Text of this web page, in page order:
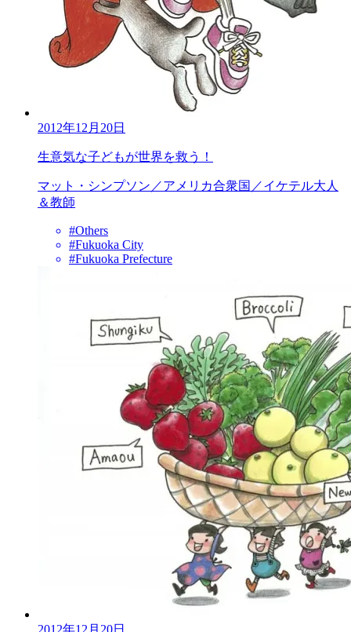
2012年12月20日
生意気な子どもが世界を救う！
マット・シンプソン／アメリカ合衆国／イケテル大人
＆教師
#Others
#Fukuoka City
#Fukuoka Prefecture
2012年12月20日